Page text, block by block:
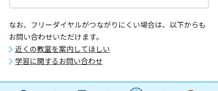
なお、フリーダイヤルがつながりにくい場合は、以下からも
お問い合わせいただけます。
近くの教室を案内してほしい
学習に関するお問い合わせ